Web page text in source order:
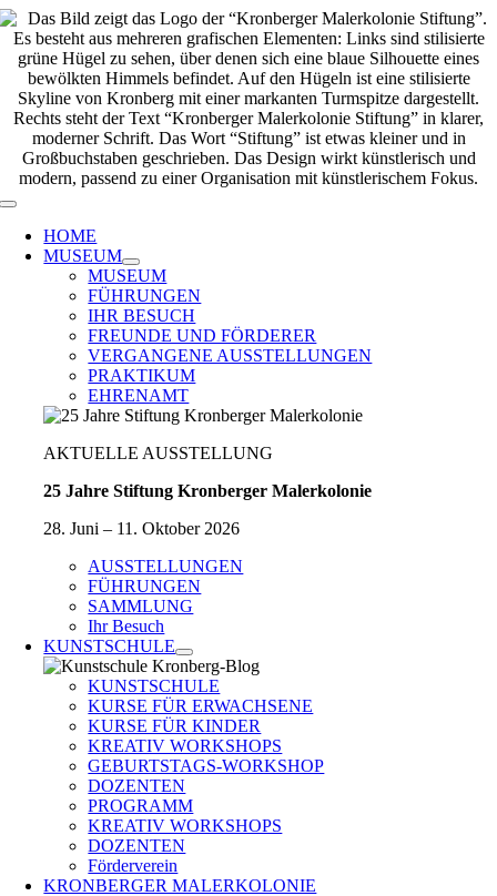
Zum
Inhalt
springen
Toggle
Navigation
HOME
MUSEUM
MUSEUM
FÜHRUNGEN
IHR BESUCH
FREUNDE UND FÖRDERER
VERGANGENE AUSSTELLUNGEN
PRAKTIKUM
EHRENAMT
AKTUELLE AUSSTELLUNG
25 Jahre Stiftung Kronberger Malerkolonie
28. Juni – 11. Oktober 2026
AUSSTELLUNGEN
FÜHRUNGEN
SAMMLUNG
Ihr Besuch
KUNSTSCHULE
KUNSTSCHULE
KURSE FÜR ERWACHSENE
KURSE FÜR KINDER
KREATIV WORKSHOPS
GEBURTSTAGS-WORKSHOP
DOZENTEN
PROGRAMM
KREATIV WORKSHOPS
DOZENTEN
Förderverein
KRONBERGER MALERKOLONIE